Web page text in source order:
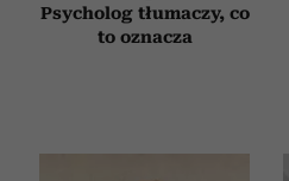
Psycholog tłumaczy, co
to oznacza